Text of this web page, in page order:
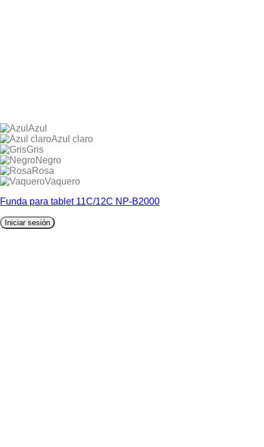
Azul
Azul claro
Gris
Negro
Rosa
Vaquero
Funda para tablet 11C/12C NP-B2000
Iniciar sesión